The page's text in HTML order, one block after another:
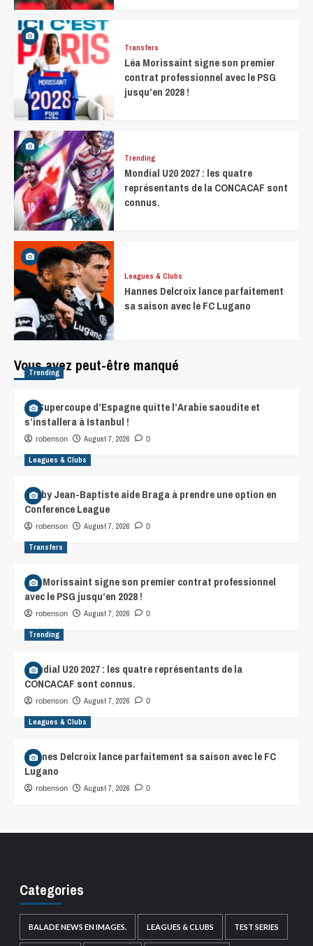
Transfers
Léa Morissaint signe son premier
contrat professionnel avec le PSG
jusqu’en 2028 !
Trending
Mondial U20 2027 : les quatre
représentants de la CONCACAF sont
connus.
Leagues & Clubs
Hannes Delcroix lance parfaitement
sa saison avec le FC Lugano
Vous avez peut-être manqué
Trending
La Supercoupe d’Espagne quitte l’Arabie saoudite et
s’installera à Istanbul !
robenson August 7, 2026 0
Leagues & Clubs
Gorby Jean-Baptiste aide Braga à prendre une option en
Conference League
robenson August 7, 2026 0
Transfers
Léa Morissaint signe son premier contrat professionnel
avec le PSG jusqu’en 2028 !
robenson August 7, 2026 0
Trending
Mondial U20 2027 : les quatre représentants de la
CONCACAF sont connus.
robenson August 7, 2026 0
Leagues & Clubs
Hannes Delcroix lance parfaitement sa saison avec le FC
Lugano
robenson August 7, 2026 0
Categories
BALADE NEWS EN IMAGES. LEAGUES & CLUBS TEST SERIES